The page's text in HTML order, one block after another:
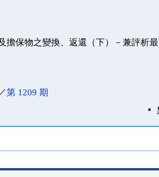
擔保物之變換、返還（下）－兼評析
／第 1209 期